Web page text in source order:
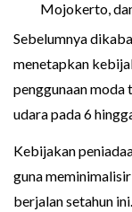
Mojokerto,
Sebelumnya
menetapkan
penggunaan
udara pada 6
Kebijakan
guna
berjalan setahun ini.